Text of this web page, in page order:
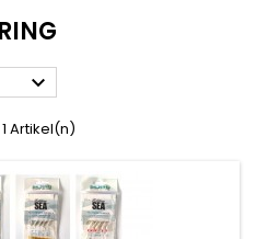

1 Artikel(n)